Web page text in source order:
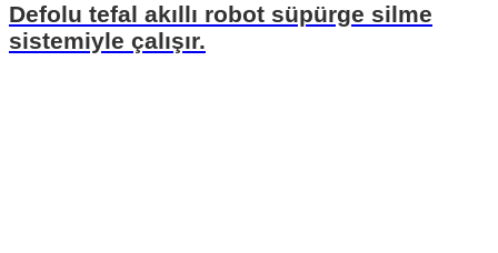
Defolu tefal akıllı robot süpürge silme
sistemiyle çalışır.